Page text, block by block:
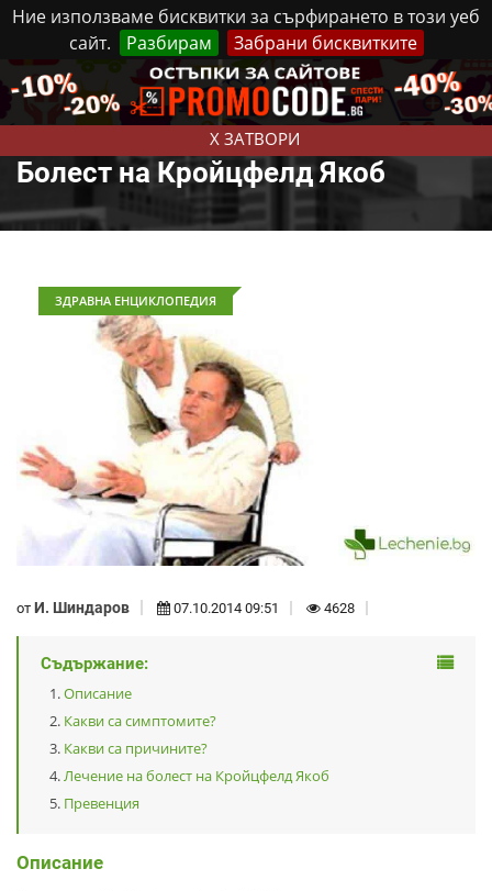
Ние използваме бисквитки за сърфирането в този уеб
сайт.
Разбирам Забрани бисквитките
X ЗАТВОРИ
Четвъртък, 6 Август, 2026 Реклама Контакти
Болест на Кройцфелд Якоб
ЗДРАВНА ЕНЦИКЛОПЕДИЯ
от И. Шиндаров 07.10.2014 09:51 4628
Съдържание:
Описание
Какви са симптомите?
Какви са причините?
Лечение на болест на Кройцфелд Якоб
Превенция
Описание